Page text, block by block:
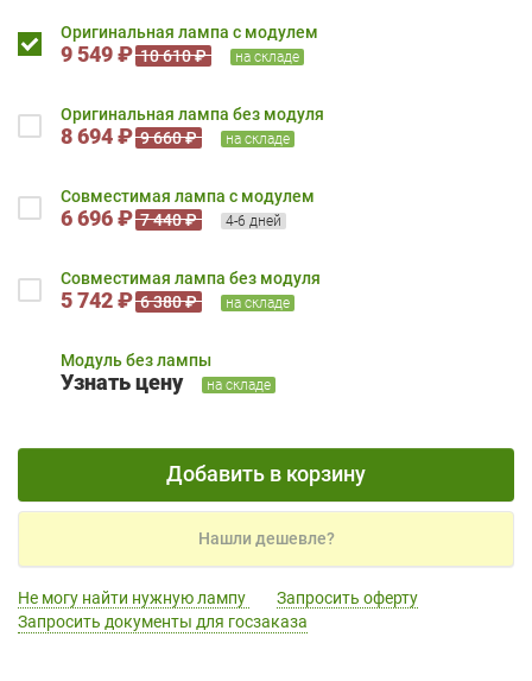
Оригинальная лампа с модулем
9 549 ₽ 10 610 ₽ на складе
Оригинальная лампа без модуля
8 694 ₽ 9 660 ₽ на складе
Совместимая лампа с модулем
6 696 ₽ 7 440 ₽ 4-6 дней
Совместимая лампа без модуля
5 742 ₽ 6 380 ₽ на складе
Модуль без лампы
Узнать цену на складе
Добавить в корзину
Нашли дешевле?
Не могу найти нужную лампу
Запросить оферту
Запросить документы для госзаказа